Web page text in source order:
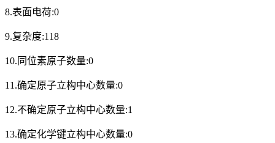
8.表面电荷:0
9.复杂度:118
10.同位素原子数量:0
11.确定原子立构中心数量:0
12.不确定原子立构中心数量:1
13.确定化学键立构中心数量:0